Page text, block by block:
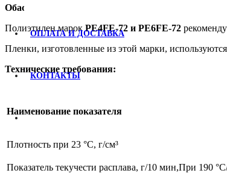
ОПЛАТА И ДОСТАВКА
КОНТАКТЫ
Обасть применения:
Полиэтилен марокPE4FE-72 и PE6FE-72
Пленки, изготовленные из этой марки,
Технические требования:
Наименование показателя
Плотность при 23 °С, г/см³
Показатель текучести расплава, г/10 мин,При 190